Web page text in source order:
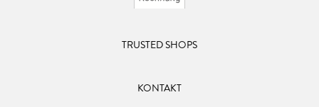
TRUSTED SHOPS
KONTAKT